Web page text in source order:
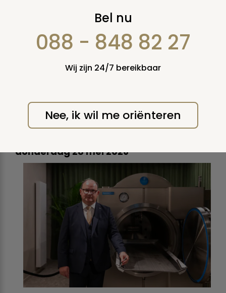
proefaquamaties bij
Pontes positief
verlopen
Onderzoek toont biologisch
goed afbreekbare restvloeistof
zonder menselijk DNA
donderdag 28 mei 2026
Bel nu
088 - 848 82 27
Wij zijn 24/7 bereikbaar
Nee, ik wil me oriënteren